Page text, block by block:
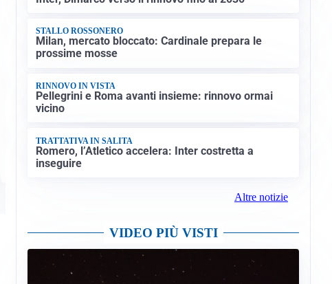
STALLO ROSSONERO
Milan, mercato bloccato: Cardinale prepara le
prossime mosse
RINNOVO IN VISTA
Pellegrini e Roma avanti insieme: rinnovo ormai
vicino
TRATTATIVA IN SALITA
Romero, l’Atletico accelera: Inter costretta a
inseguire
Altre notizie
VIDEO PIÙ VISTI